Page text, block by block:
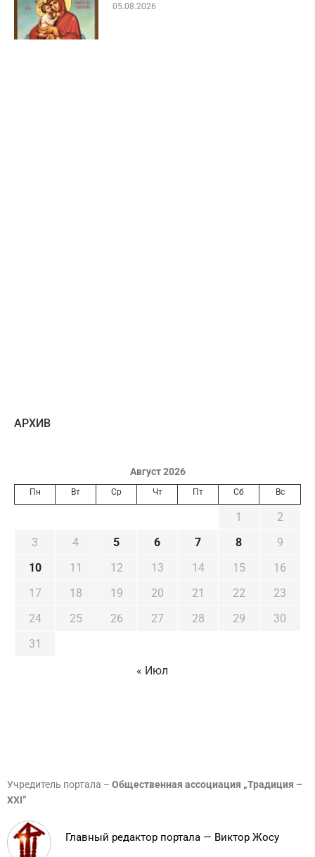
05.08.2026
AРХИВ
Август 2026
Пн Вт Ср Чт Пт Сб Вс
1
2
3
4 5 6 7 8
9
10
11 12 13 14 15
16
17
18 19 20 21 22
23
24
25 26 27 28 29
30
31
« Июл
Учредитель портала – Общественная ассоциация „Традиция –
XXI”
Главный редактор портала — Виктор Жосу